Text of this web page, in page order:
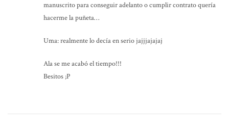
manuscrito para conseguir adelanto o cumplir contrato quería
hacerme la puñeta…
Uma: realmente lo decía en serio jajjjajajaj
Ala se me acabó el tiempo!!!
Besitos ;P